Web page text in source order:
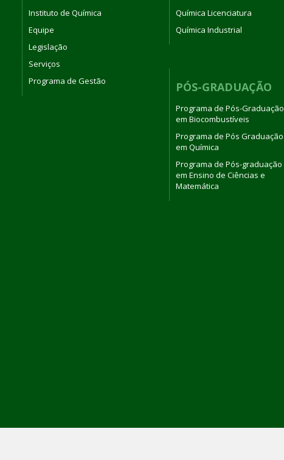
Instituto de Química
Equipe
Legislação
Serviços
Programa de Gestão
Química Licenciatura
Química Industrial
PÓS-GRADUAÇÃO
Programa de Pós-Graduação
em Biocombustíveis
Programa de Pós Graduação
em Química
Programa de Pós-graduação
em Ensino de Ciências e
Matemática